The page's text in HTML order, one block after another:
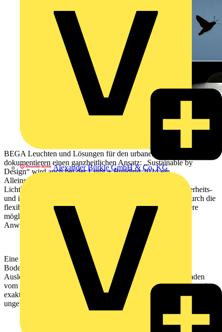
Alexander Bürkle GmbH & Co. KG
BEGA Leuchten und Lösungen für den urbanen Raum
dokumentieren einen ganzheitlichen Ansatz: „Sustainable by
Design“ wird auch bei der Light + Building 2024 ein
Alleinstellungsmerkmal sein. Die umweltverträglichen
Lichtlösungen erfüllen die elementare Bedeutung einer sicherheits-
und identitätsstiftenden Beleuchtung. Gleichzeitig werden durch die
flexible und exakte Lichtkontrolle negative Einflüsse auf Tiere
möglichst vermieden – unabhängig vom jeweiligen
Anwendungsumfeld.
Eine BEGA Innovation auf der Messe werden die neuen
Bodenaufbauleuchten sein. Sie dienen der homogenen
Ausleuchtung von vertikalen Flächen und illuminieren Fassaden
vom Sockel bis zur Dachtraufe. Dabei kann der obere Lichtaustritt
exakt der Fassadenhöhe angepasst werden, ohne dass Licht
ungenutzt in den Nachthimmel emittiert wird.